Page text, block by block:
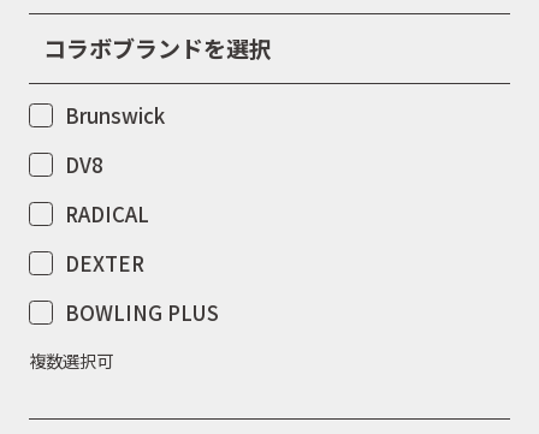
コラボブランドを選択
Brunswick
DV8
RADICAL
DEXTER
BOWLING PLUS
複数選択可